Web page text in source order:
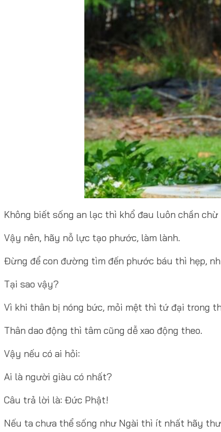
Không biết sống an lạc thì khổ đau luôn chần
Vậy nên, hãy nỗ lực tạo phước, làm lành.
Đừng để con đường tìm đến phước báu thì hẹp,
Tại sao vậy?
Vì khi thân bị nóng bức, mỏi mệt thì tứ đại trong
Thân dao động thì tâm cũng dễ xao động theo.
Vậy nếu có ai hỏi:
Ai là người giàu có nhất?
Câu trả lời là: Đức Phật!
Nếu ta chưa thể sống như Ngài thì ít nhất hãy